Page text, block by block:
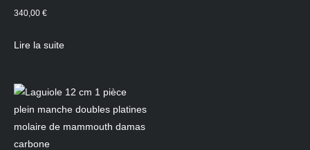
340,00 €
Lire la suite